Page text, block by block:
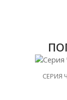
СЕРИЯ